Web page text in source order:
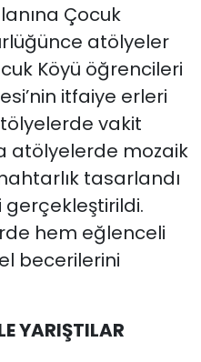
Çocuk
atölyeler
Köyü öğrencileri
itfaiye erleri
vakit
atölyelerde mozaik
tasarlandı
hem eğlenceli
becerilerini
YARIŞTILAR